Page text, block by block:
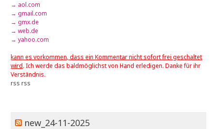
→ aol.com
→ gmail.com
→ gmx.de
→ web.de
→ yahoo.com
kann es vorkommen, dass ein Kommentar nicht sofort frei geschaltet
wird. Ich werde das baldmöglichst von Hand erledigen. Danke für ihr
Verständnis.
rss rss
new_24-11-2025